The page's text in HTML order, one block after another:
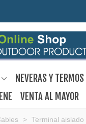
NEVERAS Y TERMOS
VENTA AL MAYOR
> Terminal